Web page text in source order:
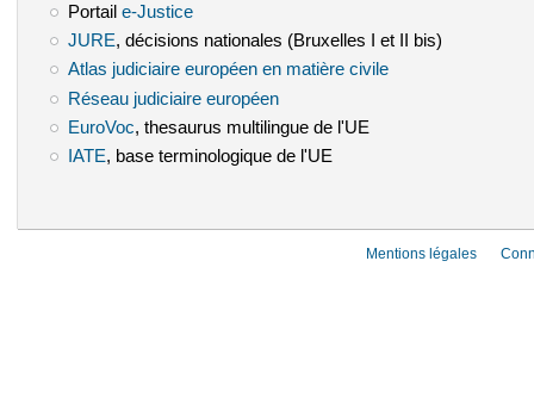
Portail e-Justice(le lien est externe)
JURE (le lien est externe)
, décisions nationales (Bruxelles I et II bis)
Atlas judiciaire européen en matière civile(le lien est externe)
Réseau judiciaire européen(le lien est externe)
EuroVoc(le lien est externe)
, thesaurus multilingue de l'UE
IATE(le lien est externe)
, base terminologique de l'UE
Mentions légales